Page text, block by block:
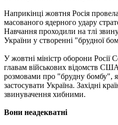
Наприкінці жовтня Росія
масованого ядерного удару
Навчання проходили на тлі
України у створенні "брудної
У жовтні міністр оборони Росії
главам військових відомств
розмовами про "брудну бомбу",
застосувати Україна. Західні
звинувачення хибними.
Вони неадекватні